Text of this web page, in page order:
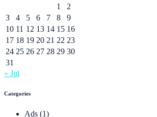
1
2
3
4 5 6 7 8
9
10 11 12 13 14 15 16
17 18 19 20 21 22 23
24 25 26 27 28 29 30
31
« Jul
Categories
Ads (1)